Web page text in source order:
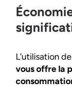
L’utilisation de
vous offre la